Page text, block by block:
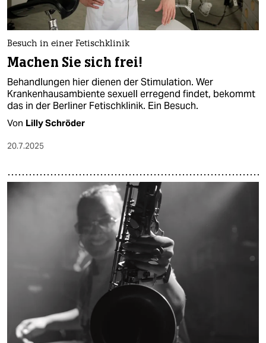
Besuch in einer Fetischklinik
Machen Sie sich frei!
Behandlungen hier dienen der Stimulation. Wer
Krankenhausambiente sexuell erregend findet, bekommt
das in der Berliner Fetischklinik. Ein Besuch.
Von Lilly Schröder
20.7.2025